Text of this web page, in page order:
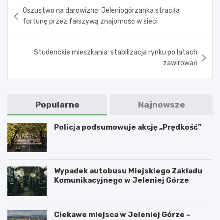
wpisu
Oszustwo na darowiznę: Jeleniogórzanka straciła
fortunę przez fałszywą znajomość w sieci
Studenckie mieszkania: stabilizacja rynku po latach
zawirowań
Popularne Najnowsze
Policja podsumowuje akcję „Prędkość”
Wypadek autobusu Miejskiego Zakładu
Komunikacyjnego w Jeleniej Górze
Ciekawe miejsca w Jeleniej Górze –